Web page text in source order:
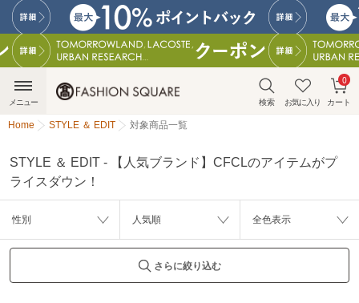
検索 お気に入り カート
0
メニュー
Home STYLE ＆ EDIT 対象商品一覧
STYLE ＆ EDIT - 【人気ブランド】CFCLのアイテムがプ
ライスダウン！
性別 人気順 全色表示
さらに絞り込む